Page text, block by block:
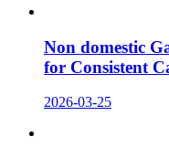
Non domestic
for Consistent
2026-03-25